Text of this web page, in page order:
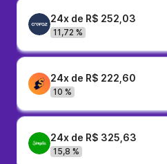
24x de R$ 252,03
11,72 %
24x de R$ 222,60
10 %
24x de R$ 325,63
15,8 %